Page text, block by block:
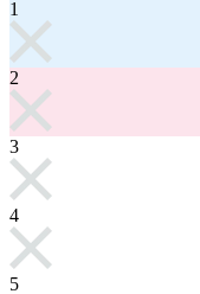
1
2
3
4
5